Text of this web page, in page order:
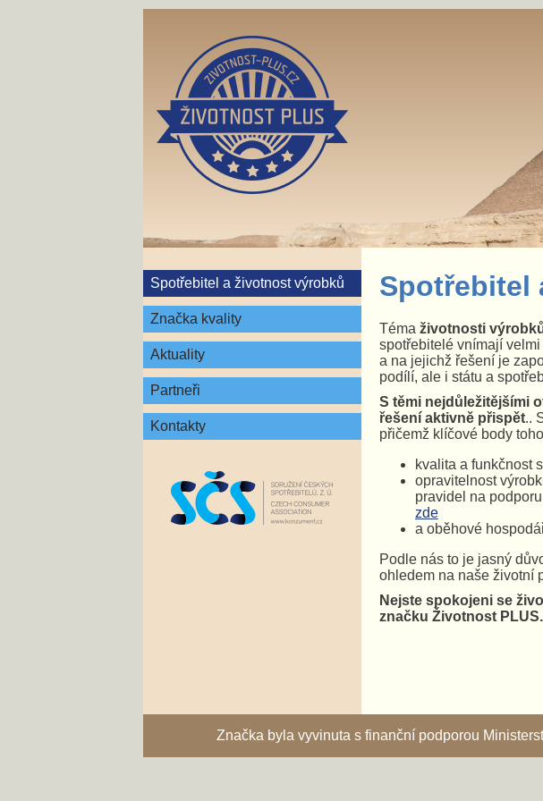
Spotřebitel a životnost výrobků
Značka kvality
Aktuality
Partneři
Kontakty
Spotřebitel
Téma životnosti
spotřebitelé vnímají
a na jejichž řešení je
podílí, ale i státu a
S těmi nejdůležitějšími
řešení aktivně přispět..
přičemž klíčové body
kvalita a funkčnost
opravitelnost
pravidel na
zde
a oběhové
Podle nás to je jasný
ohledem na naše životní
Nejste spokojeni se
značku Životnost
Značka byla vyvinuta s finanční podporou